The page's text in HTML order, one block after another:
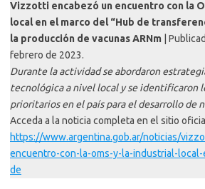
Vizzotti encabezó un encuentro con la
local en el marco del “Hub de
la producción de vacunas ARNm |
febrero de 2023.
Durante la actividad se abordaron
tecnológica a nivel local y se identificaron
prioritarios en el país para el desarrollo de
Acceda a la noticia completa en el sitio
https://www.argentina.gob.ar/noticias/
encuentro-con-la-oms-y-la-industrial-
de